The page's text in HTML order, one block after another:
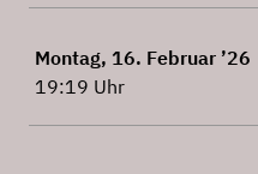
Montag, 16. Februar ’26
19:19 Uhr